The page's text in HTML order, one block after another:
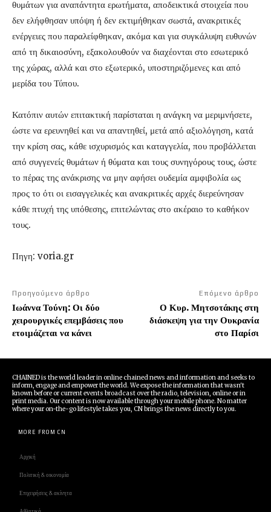
θυμάτων για αναπάντητα ερωτήματα, αποδεικτικά στοιχεία που
δεν ελήφθησαν υπόψη ή δεν εκτιμήθηκαν σωστά, ανακριτικές
ενέργειες που παραλείφθηκαν, ακόμα και για συγκάλυψη ευθυνών
από τη δικαιοσύνη, εξακολουθούν να διαχέονται στο εσωτερικό
της χώρας, αλλά και στο εξωτερικό, υποστηριζόμενες και από
μερίδα του Τύπου.
Κατόπιν αυτών επιτακτική παρίσταται η ανάγκη να μεριμνήσετε,
ώστε να ερευνηθεί και να απαντηθεί, μετά από αξιολόγηση, κατά
την κρίση σας, κάθε ισχυρισμός και καταγγελία, που προβάλλεται
από συγγενείς θυμάτων ή θύματα και τους συνηγόρους τους, ώστε
το πέρας της ανάκρισης να μην αφήσει ουδεμία αμφιβολία ως
προς το ότι οι εισαγγελικές και ανακριτικές αρχές διερεύνησαν
κάθε πτυχή της υπόθεσης, επιτελώντας στο ακέραιο το καθήκον
τους.
Πηγη: voria.gr
Προηγούμενο άρθρο
Ιωάννα Τούνη: Οι δύο
χειρουργικές επεμβάσεις που
ετοιμάζεται να κάνει
Επόμενο άρθρο
Ο Κυρ. Μητσοτάκης στη
διάσκεψη για την Ουκρανία
στο Παρίσι
CHAINED is the world leader in online chained news and information and seeks to
inform, engage and empower the world. We expose the information that wasn't
known before or current events broadcast over the radio, television, online or in
print media. Our content is now available through your mobile phone. No matter
where your on-the-go lifestyle takes you, CN brings the news directly to you.
MORE FROM CN
Αρχική
Πολιτική & οικονομία
Επιχειρήσεις & ακίνητα